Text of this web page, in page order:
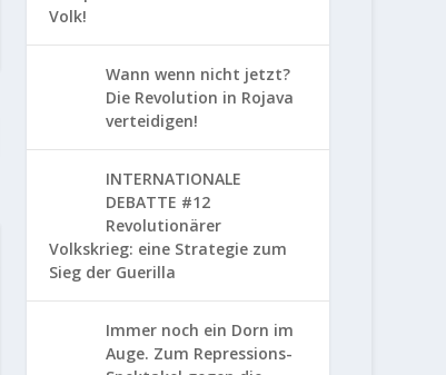
Volk!
Wann wenn nicht jetzt?
Die Revolution in Rojava
verteidigen!
INTERNATIONALE
DEBATTE #12
Revolutionärer
Volkskrieg: eine Strategie zum
Sieg der Guerilla
Immer noch ein Dorn im
Auge. Zum Repressions-